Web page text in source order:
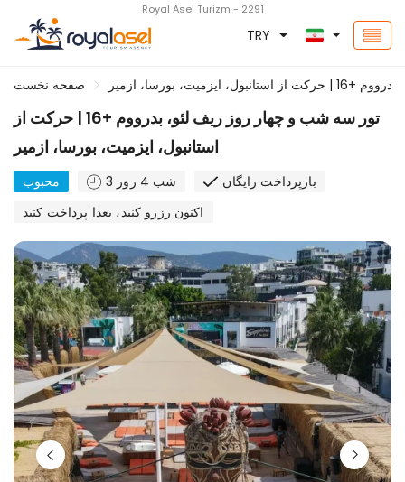
Royal Asel Turizm - 2291
TRY
صفحه نخست بورسا، ازمیر
تور سه شب و چهار روز ریف لئو، بدرووم +16 | حرکت از
استانبول، ایزمیت، بورسا، ازمیر
محبوب 3 شب 4 روز
بازپرداخت رایگان
اکنون رزرو کنید، بعدا پرداخت کنید